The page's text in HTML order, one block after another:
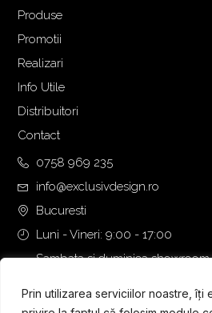
Prin utilizarea serviciilor noastre, îți
Produse
Promotii
Realizari
Info Utile
Distribuitori
Contact
0758 969 235
info@exclusivdesign.ro
Bucuresti
Luni - Vineri: 9:00 - 17:00
Sambata si duminica